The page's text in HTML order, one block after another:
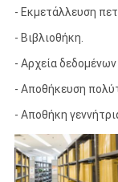
- Εκμετάλλευση
- Βιβλιοθήκη.
- Αρχεία δεδομένων
- Αποθήκευση
- Αποθήκη